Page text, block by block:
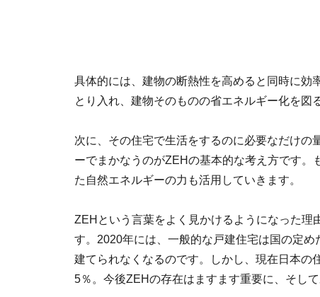
具体的には、建物の断熱性を高めると同時に効
とり入れ、建物そのものの省エネルギー化を図
次に、その住宅で生活をするのに必要なだけ
ーでまかなうのがZEHの基本的な考え方です。
た自然エネルギーの力も活用していきます。
ZEHという言葉をよく見かけるようになった理
す。2020年には、一般的な戸建住宅は国の定
建てられなくなるのです。しかし、現在日本の
5％。今後ZEHの存在はますます重要に、そし